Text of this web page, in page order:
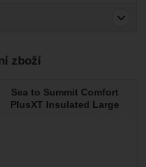
recenze.
zboží
Sea to Summit Comfort
PlusXT Insulated Large